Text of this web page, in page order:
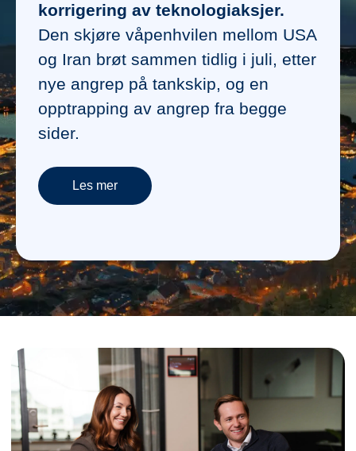
korrigering av teknologiaksjer.
Den skjøre våpenhvilen mellom USA
og Iran brøt sammen tidlig i juli, etter
nye angrep på tankskip, og en
opptrapping av angrep fra begge
sider.
Les mer